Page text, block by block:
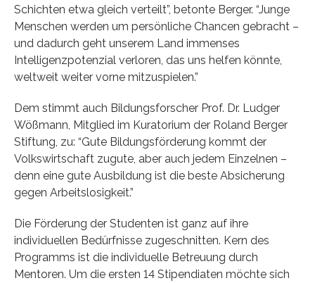
Schichten etwa gleich verteilt”, betonte Berger. “Junge
Menschen werden um persönliche Chancen gebracht –
und dadurch geht unserem Land immenses
Intelligenzpotenzial verloren, das uns helfen könnte,
weltweit weiter vorne mitzuspielen.”
Dem stimmt auch Bildungsforscher Prof. Dr. Ludger
Wößmann, Mitglied im Kuratorium der Roland Berger
Stiftung, zu: “Gute Bildungsförderung kommt der
Volkswirtschaft zugute, aber auch jedem Einzelnen –
denn eine gute Ausbildung ist die beste Absicherung
gegen Arbeitslosigkeit.”
Die Förderung der Studenten ist ganz auf ihre
individuellen Bedürfnisse zugeschnitten. Kern des
Programms ist die individuelle Betreuung durch
Mentoren. Um die ersten 14 Stipendiaten möchte sich